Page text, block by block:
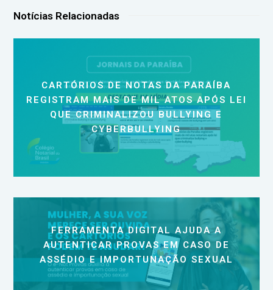
Notícias Relacionadas
CARTÓRIOS DE NOTAS DA PARAÍBA
REGISTRAM MAIS DE MIL ATOS APÓS LEI
QUE CRIMINALIZOU BULLYING E
CYBERBULLYING
FERRAMENTA DIGITAL AJUDA A
AUTENTICAR PROVAS EM CASO DE
ASSÉDIO E IMPORTUNAÇÃO SEXUAL